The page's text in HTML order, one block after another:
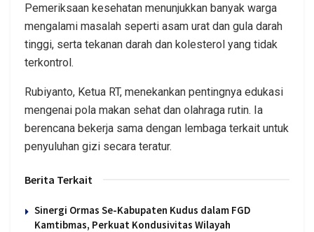
Pemeriksaan kesehatan menunjukkan banyak warga
mengalami masalah seperti asam urat dan gula darah
tinggi, serta tekanan darah dan kolesterol yang tidak
terkontrol.
Rubiyanto, Ketua RT, menekankan pentingnya edukasi
mengenai pola makan sehat dan olahraga rutin. Ia
berencana bekerja sama dengan lembaga terkait untuk
penyuluhan gizi secara teratur.
Berita Terkait
Sinergi Ormas Se-Kabupaten Kudus dalam FGD
Kamtibmas, Perkuat Kondusivitas Wilayah